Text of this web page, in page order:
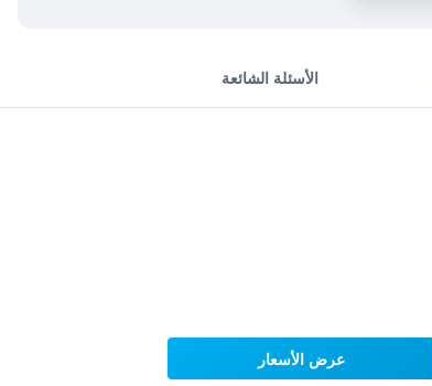
الأسئلة الشائعة
عرض الأسعار